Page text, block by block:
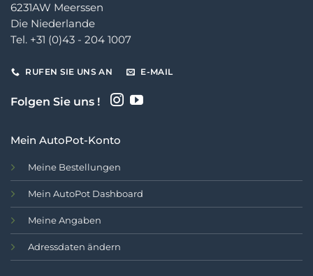
6231AW Meerssen
Die Niederlande
Tel. +31 (0)43 - 204 1007
RUFEN SIE UNS AN E-MAIL
Folgen Sie uns !
Mein AutoPot-Konto
Meine Bestellungen
Mein AutoPot Dashboard
Meine Angaben
Adressdaten ändern